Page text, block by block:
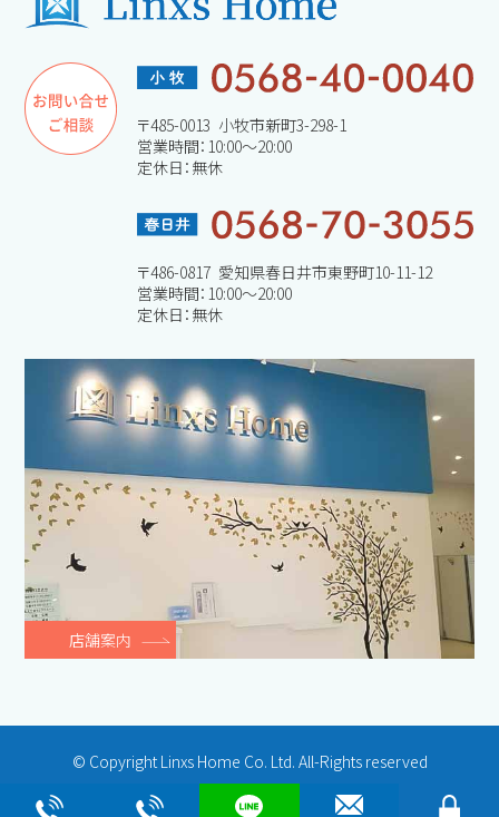
〒485-0013 小牧市新町3-298-1
営業時間：10:00～20:00
定休日：無休
〒486-0817 愛知県春日井市東野町10-11-12
営業時間：10:00～20:00
定休日：無休
店舗案内
© Copyright Linxs Home Co. Ltd. All-Rights reserved